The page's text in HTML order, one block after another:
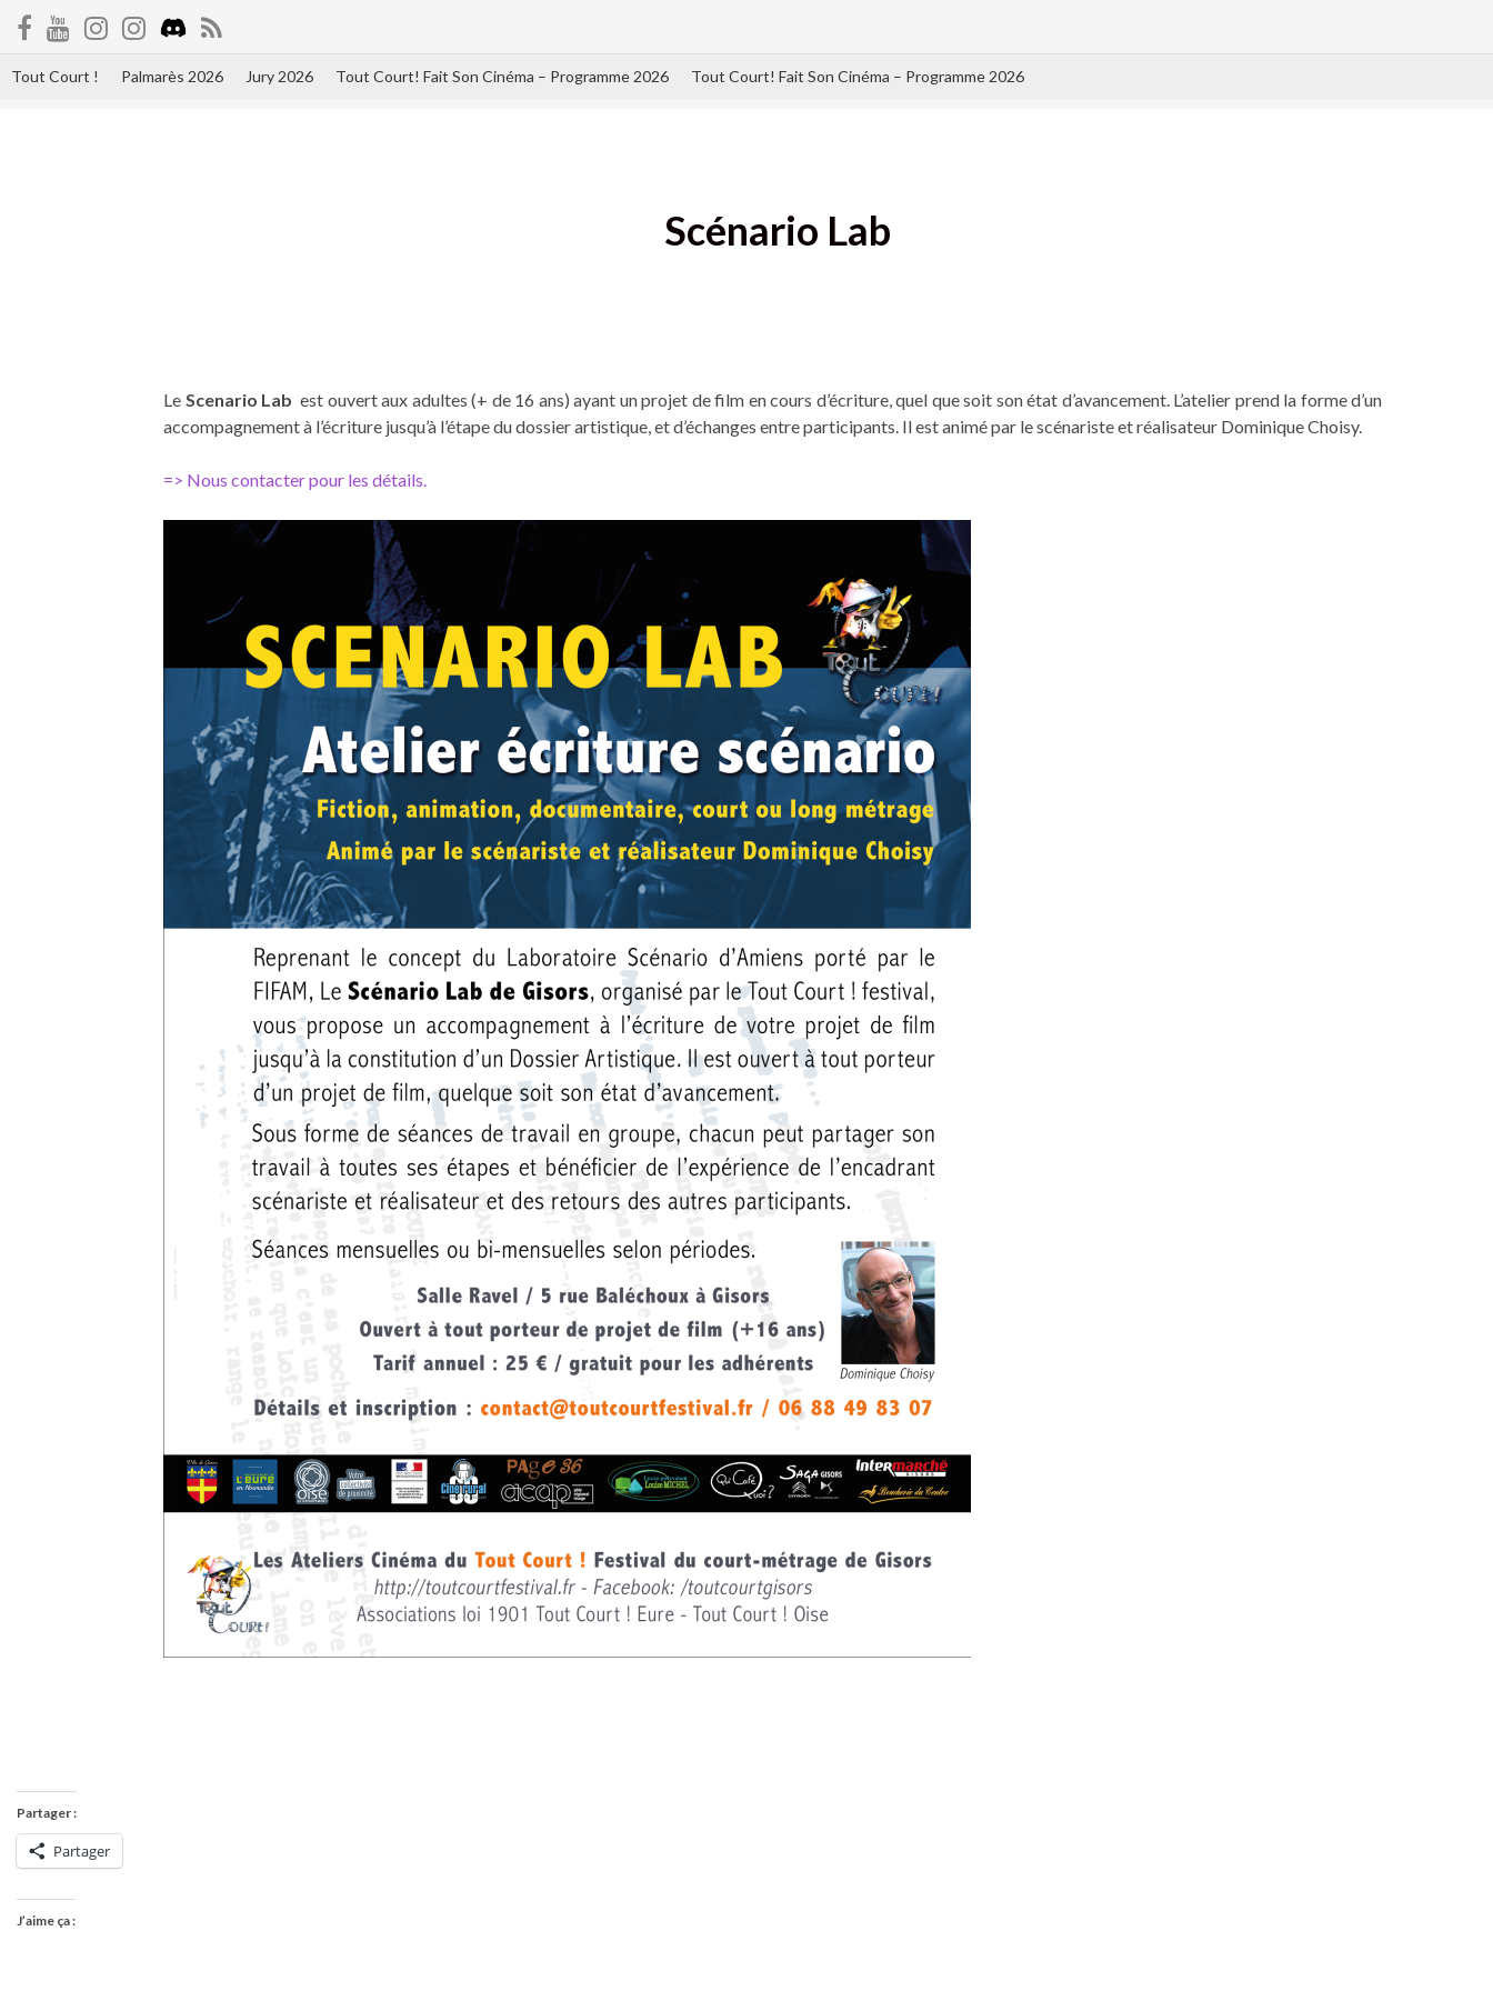
Tout Court ! Palmarès 2026 Jury 2026 Tout Court! Fait Son Cinéma – Programme 2026 Tout Court! Fait Son Cinéma – Programme 2026
Scénario Lab
Le Scenario Lab est ouvert aux adultes (+ de 16 ans) ayant un projet de film en cours d’écriture, quel que soit son état d’avancement. L’atelier prend la forme d’un
accompagnement à l’écriture jusqu’à l’étape du dossier artistique, et d’échanges entre participants. Il est animé par le scénariste et réalisateur Dominique Choisy.
=> Nous contacter pour les détails.
Partager :
Partager
J’aime ça :